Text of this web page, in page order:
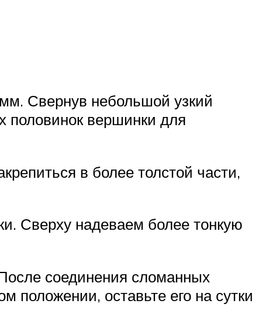
Свернув небольшой узкий
половинок вершинки для
в более толстой части,
Сверху надеваем более тонкую
соединения сломанных
положении, оставьте его на сутки